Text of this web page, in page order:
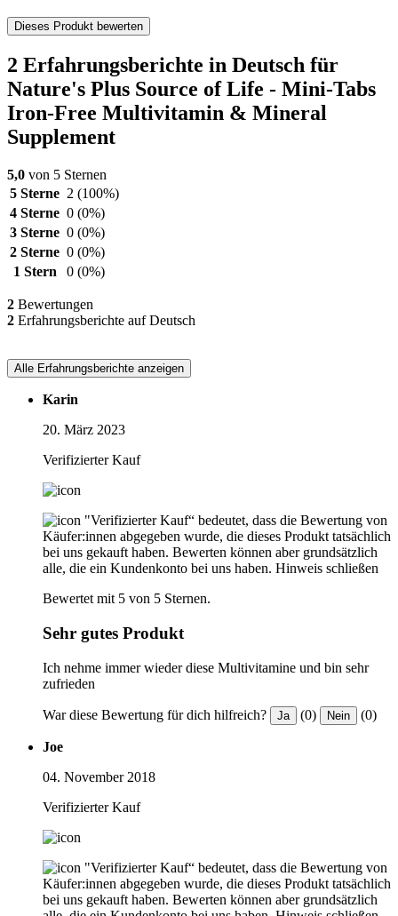
Dieses Produkt bewerten
2 Erfahrungsberichte in Deutsch für
Nature's Plus Source of Life - Mini-Tabs
Iron-Free Multivitamin & Mineral
Supplement
5,0 von 5 Sternen
5 Sterne 2 (100%)
4 Sterne 0 (0%)
3 Sterne 0 (0%)
2 Sterne 0 (0%)
1 Stern
0 (0%)
2 Bewertungen
2 Erfahrungsberichte auf Deutsch
Alle Erfahrungsberichte anzeigen
Karin
20. März 2023
Verifizierter Kauf
"Verifizierter Kauf“ bedeutet, dass die Bewertung von
Käufer:innen abgegeben wurde, die dieses Produkt tatsächlich
bei uns gekauft haben. Bewerten können aber grundsätzlich
alle, die ein Kundenkonto bei uns haben. Hinweis schließen
Bewertet mit 5 von 5 Sternen.
Sehr gutes Produkt
Ich nehme immer wieder diese Multivitamine und bin sehr
zufrieden
War diese Bewertung für dich hilfreich? Ja (0) Nein (0)
Joe
04. November 2018
Verifizierter Kauf
"Verifizierter Kauf“ bedeutet, dass die Bewertung von
Käufer:innen abgegeben wurde, die dieses Produkt tatsächlich
bei uns gekauft haben. Bewerten können aber grundsätzlich